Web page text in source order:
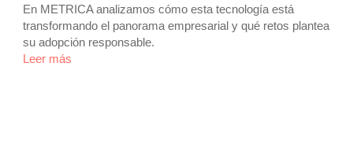
En METRICA analizamos cómo esta tecnología está
transformando el panorama empresarial y qué retos plantea
su adopción responsable.
Leer más